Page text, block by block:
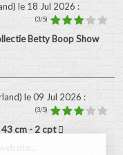
le 18 Jul 2026 :
(3/5)
Betty Boop Show
le 09 Jul 2026 :
(3/5)
43 cm - 2 cpt